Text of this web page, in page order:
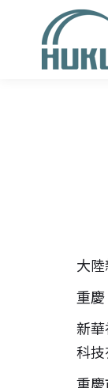
大
重
新
科
重